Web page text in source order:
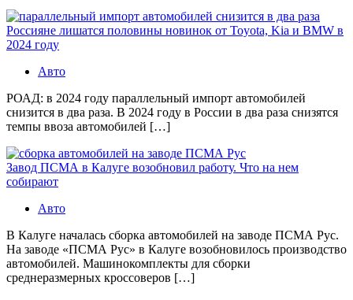
Россияне лишатся половины новинок от Toyota, Kia и BMW в
2024 году
Авто
РОАД: в 2024 году параллельный импорт автомобилей
снизится в два раза. В 2024 году в России в два раза снизятся
темпы ввоза автомобилей […]
Завод ПСМА в Калуге возобновил работу. Что на нем
собирают
Авто
В Калуге началась сборка автомобилей на заводе ПСМА Рус.
На заводе «ПСМА Рус» в Калуге возобновилось производство
автомобилей. Машинокомплекты для сборки
среднеразмерных кроссоверов […]